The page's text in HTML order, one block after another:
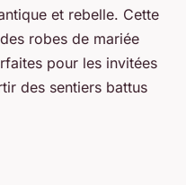
et rebelle. Cette
robes de mariée
pour les invitées
des sentiers battus